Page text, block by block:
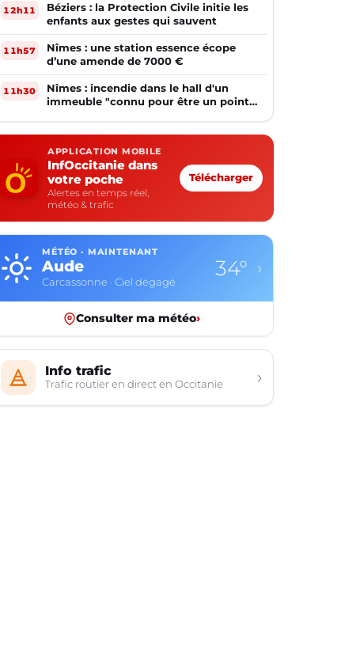
12h11
Béziers : la Protection Civile initie les
enfants aux gestes qui sauvent
11h57
Nîmes : une station essence écope
d’une amende de 7000 €
11h30
Nîmes : incendie dans le hall d'un
immeuble "connu pour être un point
APPLICATION MOBILE
InfOccitanie dans
votre poche
Alertes en temps réel,
météo & trafic
Télécharger
MÉTÉO · MAINTENANT
Aude
Carcassonne · Ciel dégagé
34° ›
Consulter ma météo›
Info trafic
Trafic routier en direct en Occitanie ›